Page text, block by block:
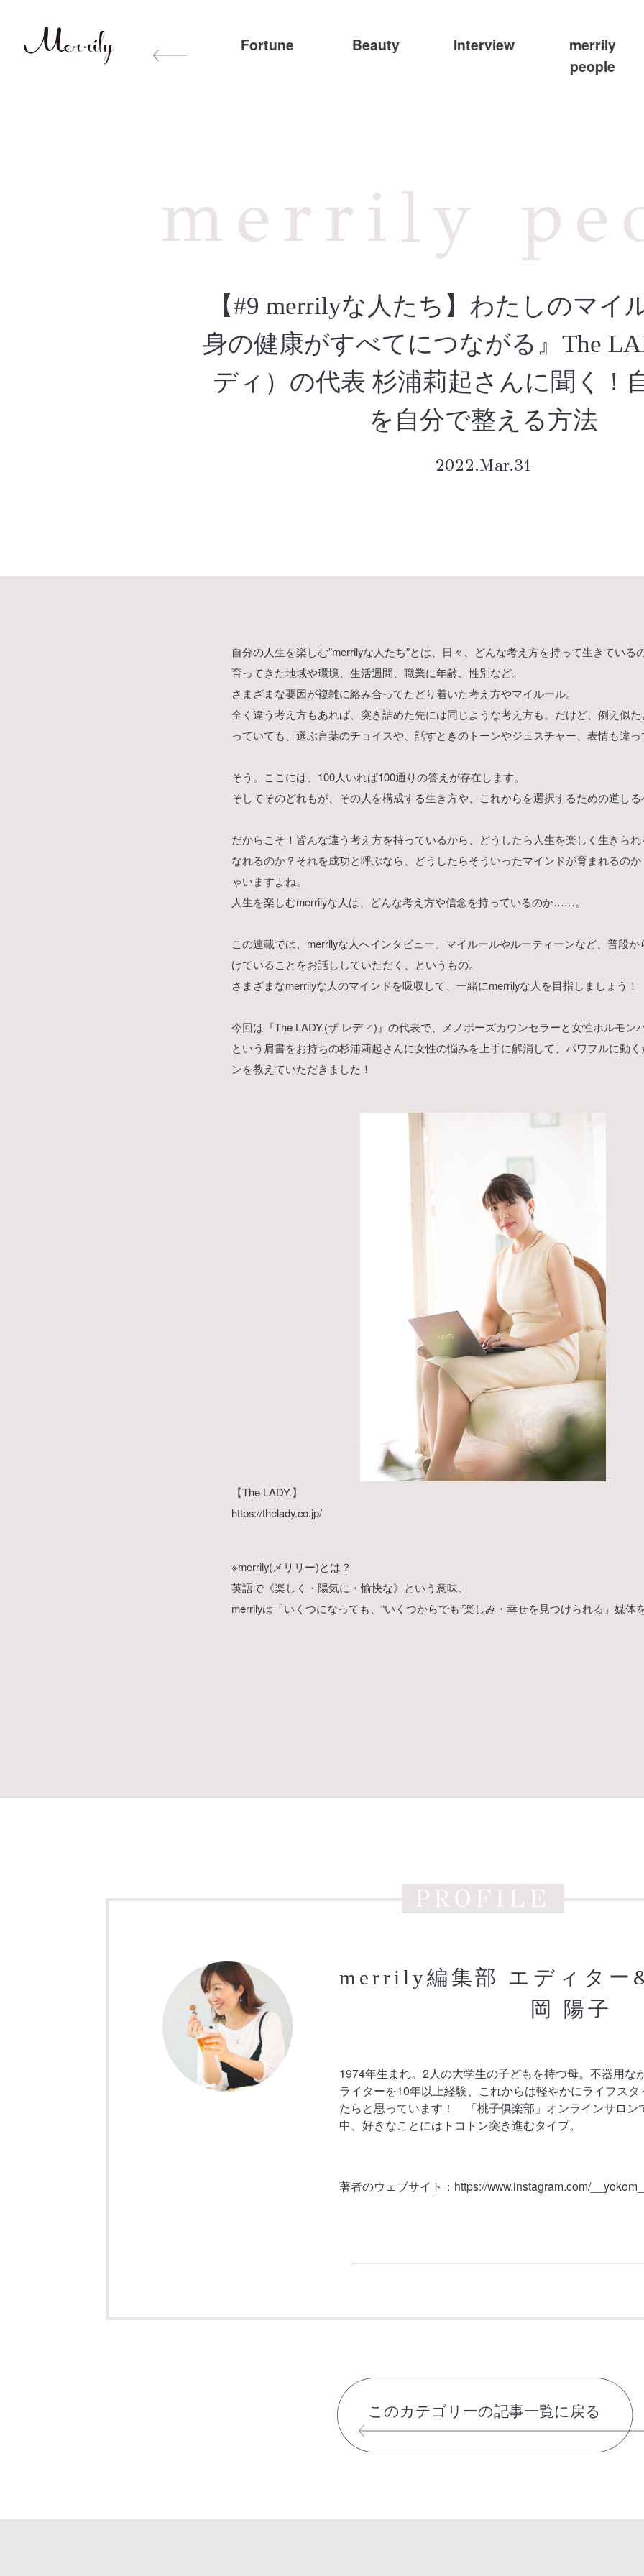
Exercise&Diet Other Fortune Beauty Interview
merrily
people
merrily
【#9 merrilyな人たち】わたしのマイ
身の健康がすべてにつながる』The
ディ）の代表 杉浦莉起さんに聞く！
を自分で整える方法
2022.Mar.31
自分の人生を楽しむ”merrilyな人たち”とは、日々、どんな考え方を持って生きている
育ってきた地域や環境、生活週間、職業に年齢、性別など。
さまざまな要因が複雑に絡み合ってたどり着いた考え方やマイルール。
全く違う考え方もあれば、突き詰めた先には同じような考え方も。だけど、例え似
っていても、選ぶ言葉のチョイスや、話すときのトーンやジェスチャー、表情も違っ
そう。ここには、100人いれば100通りの答えが存在します。
そしてそのどれもが、その人を構成する生き方や、これからを選択するための道しる
だからこそ！皆んな違う考え方を持っているから、どうしたら人生を楽しく生きられ
なれるのか？それを成功と呼ぶなら、どうしたらそういったマインドが育まれるの
ゃいますよね。
人生を楽しむmerrilyな人は、どんな考え方や信念を持っているのか……。
この連載では、merrilyな人へインタビュー。マイルールやルーティーンなど、普段
けていることをお話ししていただく、というもの。
さまざまなmerrilyな人のマインドを吸収して、一緒にmerrilyな人を目指しましょう！
今回は『The LADY.(ザ レディ)』の代表で、メノポーズカウンセラーと女性ホルモン
という肩書をお持ちの杉浦莉起さんに女性の悩みを上手に解消して、パワフルに動
ンを教えていただきました！
【The LADY.】
https://thelady.co.jp/
※merrily(メリリー)とは？
英語で《楽しく・陽気に・愉快な》という意味。
merrilyは「いくつになっても、“いくつからでも”楽しみ・幸せを見つけられる」媒体
PROFILE
merrily編集部 エディター
岡 陽子
1974年生まれ。2人の大学生の子どもを持つ母。不器用な
ライターを10年以上経験、これからは軽やかにライフス
たらと思っています！ 「桃子俱楽部」オンラインサロン
中、好きなことにはトコトン突き進むタイプ。
著者のウェブサイト： https://www.instagram.com/__yokom_
このカテゴリーの記事一覧に戻る